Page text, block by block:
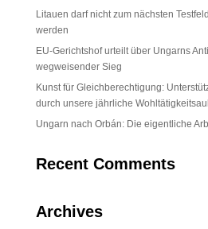
Litauen darf nicht zum nächsten
werden
EU-Gerichtshof urteilt über Ungarns
wegweisender Sieg
Kunst für Gleichberechtigung:
durch unsere jährliche
Ungarn nach Orbán: Die eigentliche
Recent Comments
Archives